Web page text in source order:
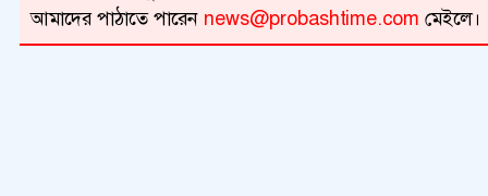
আমাদের পাঠাতে পারেন news@probashtime.com মেইলে।